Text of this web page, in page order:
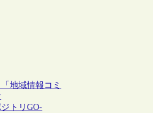
地域情報コミ
トリGO-